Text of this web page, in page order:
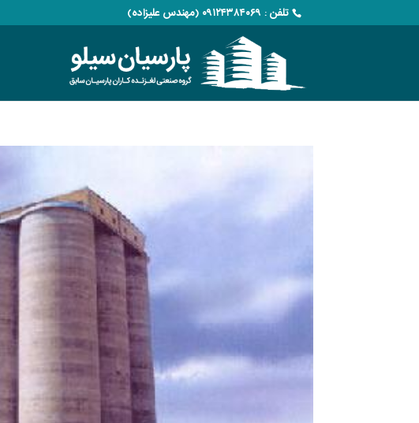
تلفن : ۰۹۱۲۴۳۸۴۰۶۹ (مهندس علیزاده)